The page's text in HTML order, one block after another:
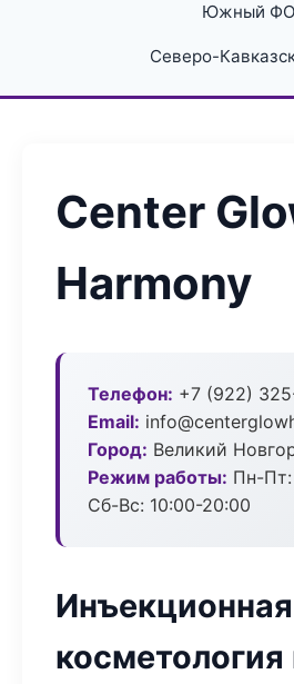
Южный ФО
Северо-
Center
Harmony
Телефон: +7 (922)
Email:
Город: Великий
Режим работы: Пн-Пт:
Сб-Вс: 10:00-20:00
Инъекционная
косметология